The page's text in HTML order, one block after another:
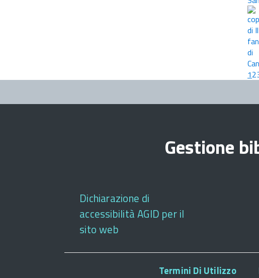
12
Gestione
Dichiarazione di
accessibilità AGID per il
sito web
Termini Di Utilizzo